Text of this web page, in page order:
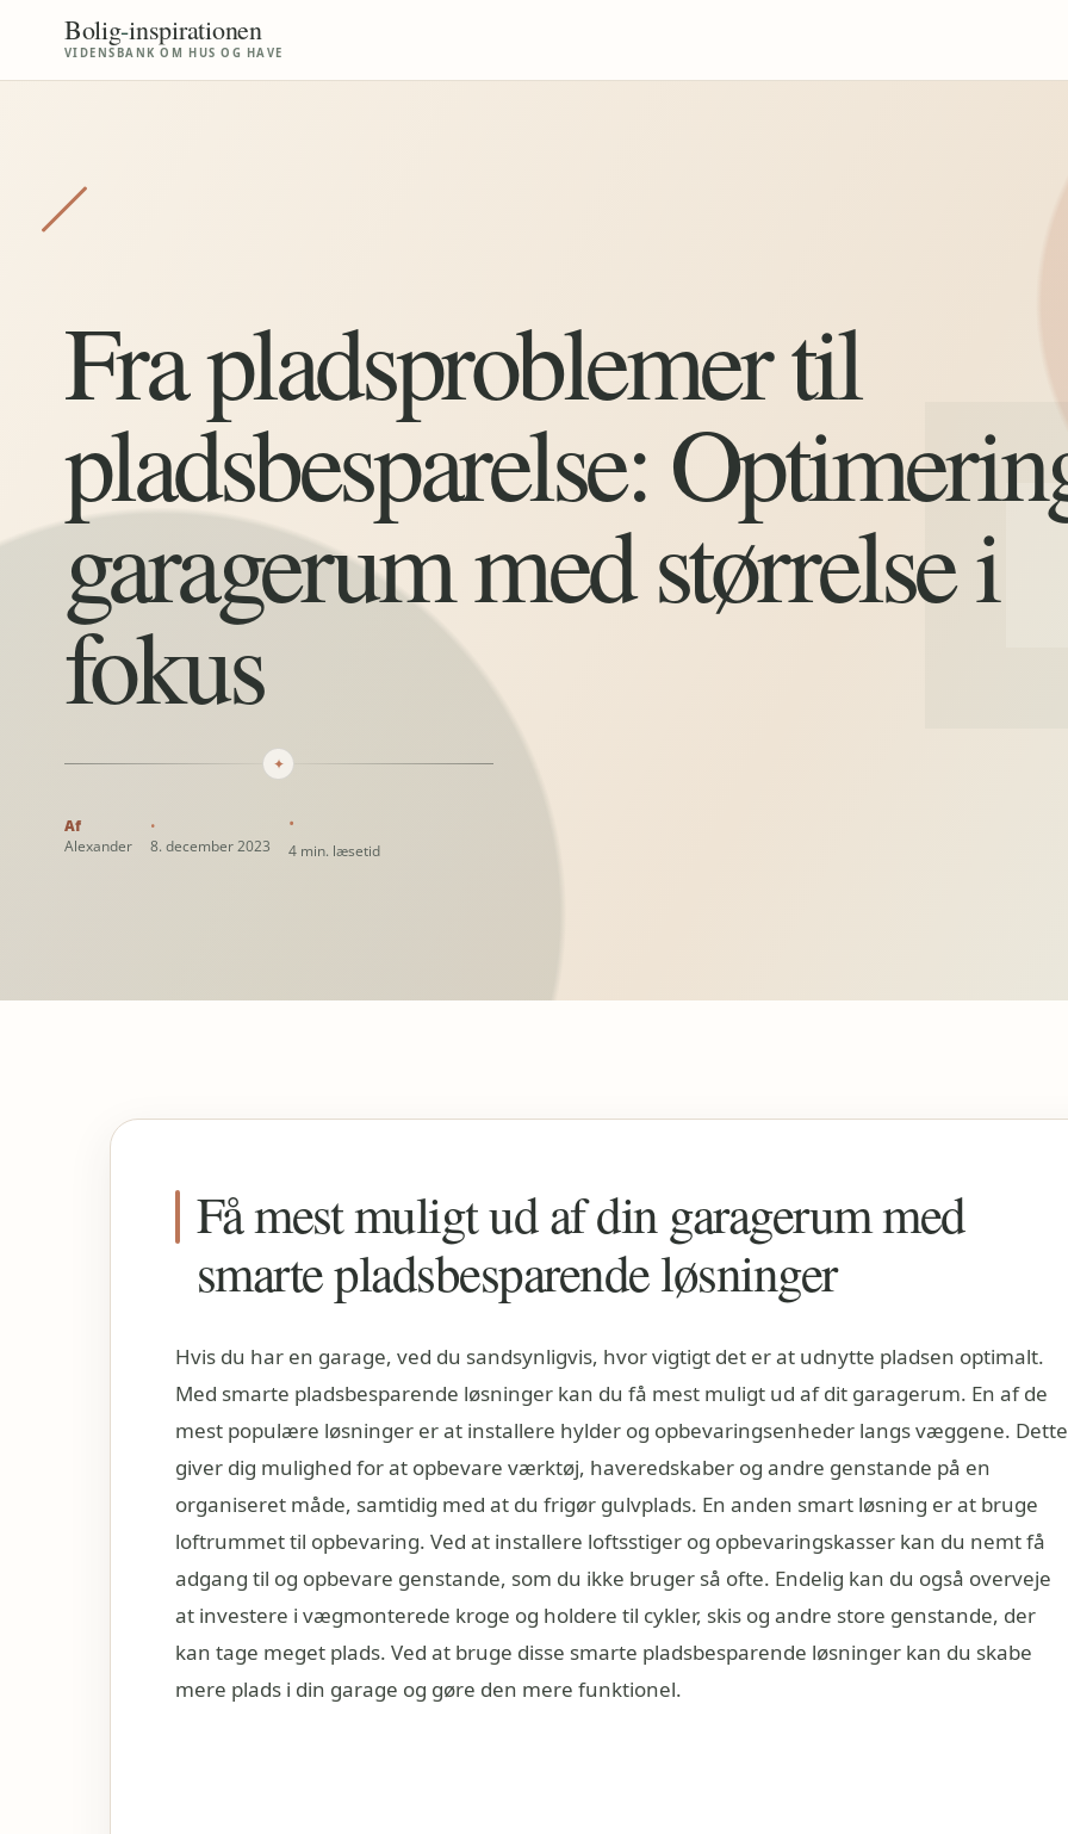
Bolig-inspirationen
VIDENSBANK OM HUS OG HAVE
Fra pladsproblemer til
pladsbesparelse:
garagerum med størrelse i
fokus
✦
Alexander 8. december 2023 4 min. læsetid
Få mest muligt ud af din garagerum med
smarte pladsbesparende løsninger
Hvis du har en garage, ved du sandsynligvis, hvor vigtigt det er at udnytte pladsen optimalt.
Med smarte pladsbesparende løsninger kan du få mest muligt ud af dit garagerum. En af de
mest populære løsninger er at installere hylder og opbevaringsenheder langs væggene. Dette
giver dig mulighed for at opbevare værktøj, haveredskaber og andre genstande på en
organiseret måde, samtidig med at du frigør gulvplads. En anden smart løsning er at bruge
loftrummet til opbevaring. Ved at installere loftsstiger og opbevaringskasser kan du nemt få
adgang til og opbevare genstande, som du ikke bruger så ofte. Endelig kan du også overveje
at investere i vægmonterede kroge og holdere til cykler, skis og andre store genstande, der
kan tage meget plads. Ved at bruge disse smarte pladsbesparende løsninger kan du skabe
mere plads i din garage og gøre den mere funktionel.